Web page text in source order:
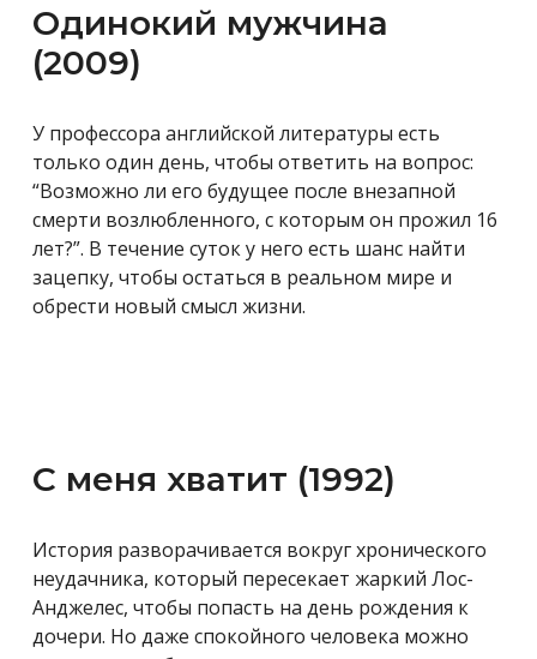
Одинокий мужчина
(2009)
У профессора английской литературы есть
только один день, чтобы ответить на вопрос:
“Возможно ли его будущее после внезапной
смерти возлюбленного, с которым он прожил 16
лет?”. В течение суток у него есть шанс найти
зацепку, чтобы остаться в реальном мире и
обрести новый смысл жизни.
С меня хватит (1992)
История разворачивается вокруг хронического
неудачника, который пересекает жаркий Лос-
Анджелес, чтобы попасть на день рождения к
дочери. Но даже спокойного человека можно